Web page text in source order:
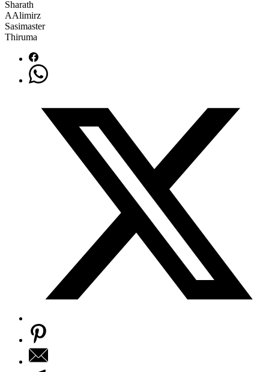
Sharath
AAlimirz
Sasimaster
Thiruma